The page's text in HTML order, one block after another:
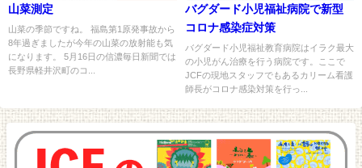
山菜測定
山菜の季節ですね。 福島第1原発事故から
8年過ぎましたが今年の山菜の放射能も気
になります。 5月16日の信濃毎日新聞では
長野県軽井沢町のコ...
バグダード小児福祉病院で新型
コロナ感染症対策
バグダード小児福祉教育病院はイラク最大
の小児がん治療を行う病院です。ここで
JCFの現地スタッフでもあるカリーム看護
師長がコロナ感染対策を行っ...